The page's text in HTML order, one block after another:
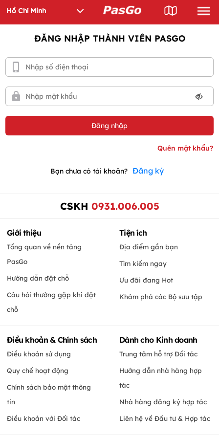
ĐĂNG NHẬP THÀNH VIÊN PASGO
Bạn chưa có tài khoản? Đăng ký
CSKH 0931.006.005
Giới thiệu
Tổng quan về nền tảng
PasGo
Hướng dẫn đặt chỗ
Câu hỏi thường gặp khi đặt
chỗ
Tiện ích
Địa điểm gần bạn
Tìm kiếm ngay
Ưu đãi đang Hot
Khám phá các Bộ sưu tập
Điều khoản & Chính sách
Điều khoản sử dụng
Quy chế hoạt động
Chính sách bảo mật thông
tin
Điều khoản với Đối tác
Dành cho Kinh doanh
Trung tâm hỗ trợ Đối tác
Hướng dẫn nhà hàng hợp
tác
Nhà hàng đăng ký hợp tác
Liên hệ về Đầu tư & Hợp tác